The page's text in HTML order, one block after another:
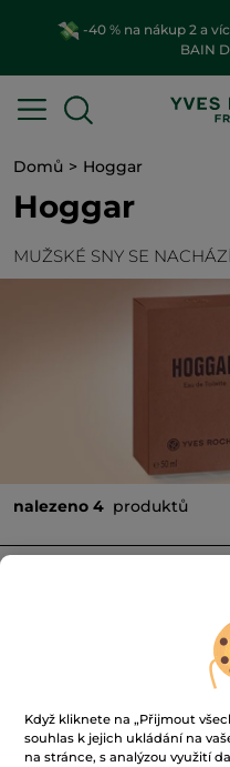
-40 % na nákup 2 a
BAIN
Domů Hoggar
Hoggar
MUŽSKÉ SNY SE
nalezeno 4 produktů
-
Když kliknete na „Přijmout
souhlas k jejich ukládání na
na stránce, s analýzou využití